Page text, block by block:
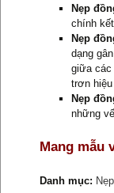
Nẹp
chính
Nẹp
dạng
giữa các
trơn
Nẹp
những
Mang mẫu
Danh mục: